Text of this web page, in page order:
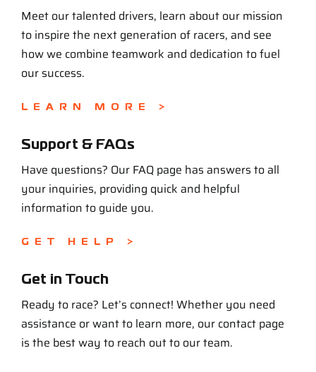
Meet our talented drivers, learn about our mission
to inspire the next generation of racers, and see
how we combine teamwork and dedication to fuel
our success.
LEARN MORE >
Support & FAQs
Have questions? Our FAQ page has answers to all
your inquiries, providing quick and helpful
information to guide you.
GET HELP >
Get in Touch
Ready to race? Let’s connect! Whether you need
assistance or want to learn more, our contact page
is the best way to reach out to our team.